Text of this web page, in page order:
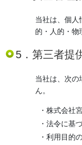
当社は、個人
的・人的・物
5．第三者提
当社は、次の
ん。
・株式会社
・法令に基
・利用目的